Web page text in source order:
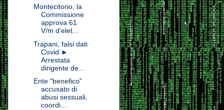
Montecitorio, la
Commissione
approva 61
V/m d’elet...
Trapani, falsi dati
Covid ►
Arrestata
dirigente de...
Ente "benefico"
accusato di
abusi sessuali,
coordi...